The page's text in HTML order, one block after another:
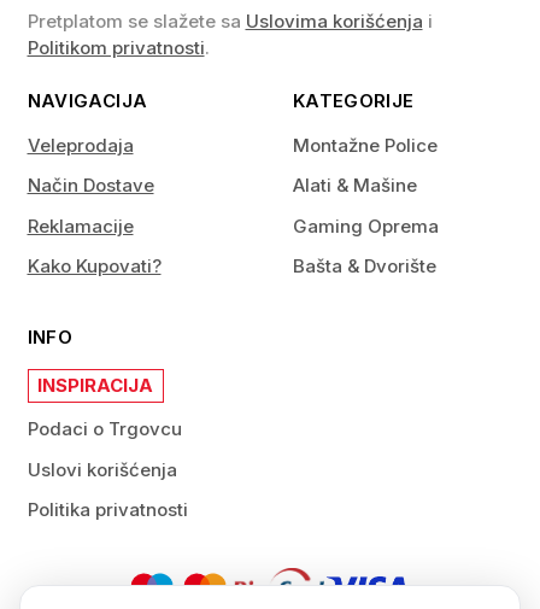
Pretplatom se slažete sa Uslovima korišćenja i
Politikom privatnosti.
NAVIGACIJA
Veleprodaja
Način Dostave
Reklamacije
Kako Kupovati?
KATEGORIJE
Montažne Police
Alati & Mašine
Gaming Oprema
Bašta & Dvorište
INFO
INSPIRACIJA
Podaci o Trgovcu
Uslovi korišćenja
Politika privatnosti